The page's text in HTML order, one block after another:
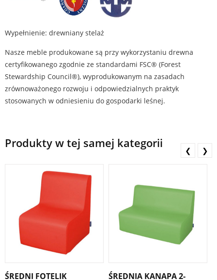
Wypełnienie: drewniany stelaż
Nasze meble produkowane są przy wykorzystaniu drewna
certyfikowanego zgodnie ze standardami FSC® (Forest
Stewardship Council®), wyprodukowanym na zasadach
zrównoważonego rozwoju i odpowiedzialnych praktyk
stosowanych w odniesieniu do gospodarki leśnej.
Produkty w tej samej kategorii
ŚREDNI FOTELIK ŚREDNIA KANAPA 2-
❮ ❯